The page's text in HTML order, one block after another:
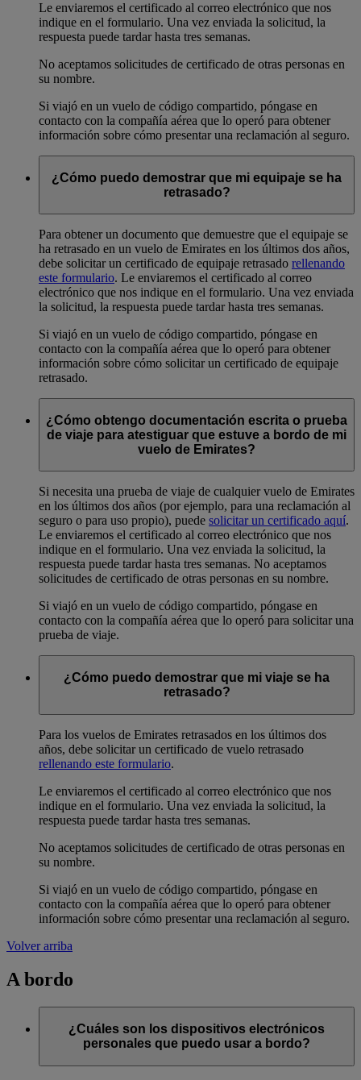
Le enviaremos el certificado al correo electrónico que nos
indique en el formulario. Una vez enviada la solicitud, la
respuesta puede tardar hasta tres semanas.
No aceptamos solicitudes de certificado de otras personas en
su nombre.
Si viajó en un vuelo de código compartido, póngase en
contacto con la compañía aérea que lo operó para obtener
información sobre cómo presentar una reclamación al seguro.
¿Cómo puedo demostrar que mi equipaje se ha
retrasado?
Para obtener un documento que demuestre que el equipaje se
ha retrasado en un vuelo de Emirates en los últimos dos años,
debe solicitar un certificado de equipaje retrasado rellenando
este formulario. Le enviaremos el certificado al correo
electrónico que nos indique en el formulario. Una vez enviada
la solicitud, la respuesta puede tardar hasta tres semanas.
Si viajó en un vuelo de código compartido, póngase en
contacto con la compañía aérea que lo operó para obtener
información sobre cómo solicitar un certificado de equipaje
retrasado.
¿Cómo obtengo documentación escrita o prueba
de viaje para atestiguar que estuve a bordo de mi
vuelo de Emirates?
Si necesita una prueba de viaje de cualquier vuelo de Emirates
en los últimos dos años (por ejemplo, para una reclamación al
seguro o para uso propio), puede solicitar un certificado aquí.
Le enviaremos el certificado al correo electrónico que nos
indique en el formulario. Una vez enviada la solicitud, la
respuesta puede tardar hasta tres semanas. No aceptamos
solicitudes de certificado de otras personas en su nombre.
Si viajó en un vuelo de código compartido, póngase en
contacto con la compañía aérea que lo operó para solicitar una
prueba de viaje.
¿Cómo puedo demostrar que mi viaje se ha
retrasado?
Para los vuelos de Emirates retrasados en los últimos dos
años, debe solicitar un certificado de vuelo retrasado
rellenando este formulario.
Le enviaremos el certificado al correo electrónico que nos
indique en el formulario. Una vez enviada la solicitud, la
respuesta puede tardar hasta tres semanas.
No aceptamos solicitudes de certificado de otras personas en
su nombre.
Si viajó en un vuelo de código compartido, póngase en
contacto con la compañía aérea que lo operó para obtener
información sobre cómo presentar una reclamación al seguro.
Volver arriba
A bordo
¿Cuáles son los dispositivos electrónicos
personales que puedo usar a bordo?